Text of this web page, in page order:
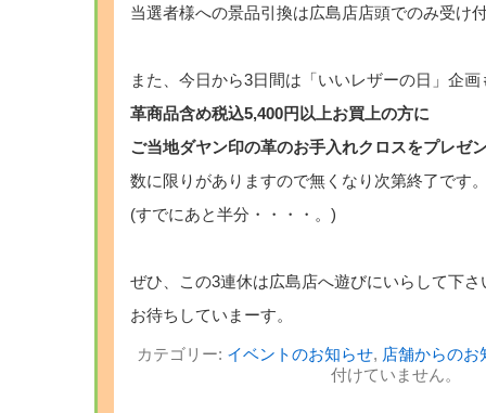
当選者様への景品引換は広島店店頭でのみ受け
また、今日から3日間は「いいレザーの日」企画
革商品含め税込5,400円以上お買上の方に
ご当地ダヤン印の革のお手入れクロスをプレゼ
数に限りがありますので無くなり次第終了です
(すでにあと半分・・・・。)
ぜひ、この3連休は広島店へ遊びにいらして下さ
お待ちしていまーす。
カテゴリー: イベントのお知らせ, 店舗からのお
付けていません。